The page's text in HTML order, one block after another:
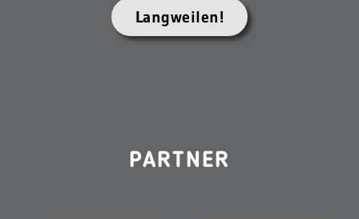
Langweilen!
PARTNER